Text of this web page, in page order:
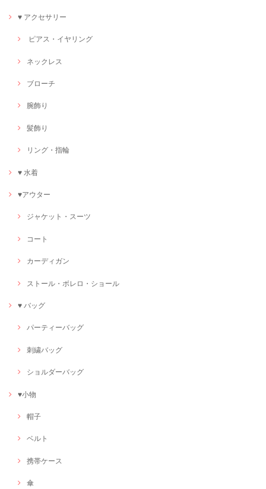
♥ アクセサリー
ピアス・イヤリング
ネックレス
ブローチ
腕飾り
髪飾り
リング・指輪
♥ 水着
♥アウター
ジャケット・スーツ
コート
カーディガン
ストール・ボレロ・ショール
♥ バッグ
パーティーバッグ
刺繍バッグ
ショルダーバッグ
♥小物
帽子
ベルト
携帯ケース
傘